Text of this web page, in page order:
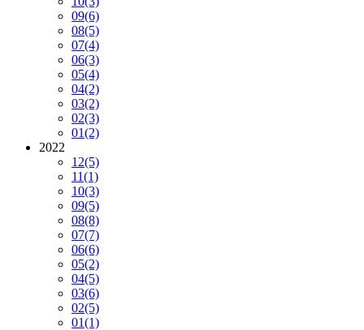
09(6)
08(5)
07(4)
06(3)
05(4)
04(2)
03(2)
02(3)
01(2)
2022
12(5)
11(1)
10(3)
09(5)
08(8)
07(7)
06(6)
05(2)
04(5)
03(6)
02(5)
01(1)